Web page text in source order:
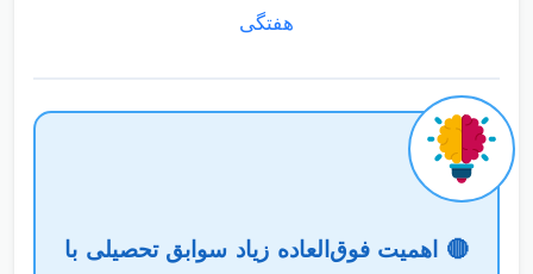
هفتگی
🔴 اهمیت فوق‌العاده زیاد سوابق تحصیلی با